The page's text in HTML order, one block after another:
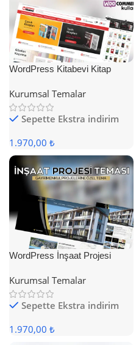
WordPress Kitabevi Kitap
Kurumsal Temalar
Sepette Ekstra indirim
1.970,00 ₺
WordPress İnşaat Projesi
Kurumsal Temalar
Sepette Ekstra indirim
1.970,00 ₺